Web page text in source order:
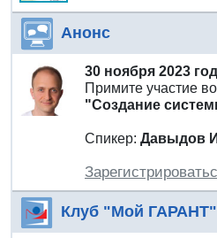
Анонс
30 ноября 2023
Примите участие
"Создание
Спикер: Давыдов
Клуб "Мой ГАРАНТ"